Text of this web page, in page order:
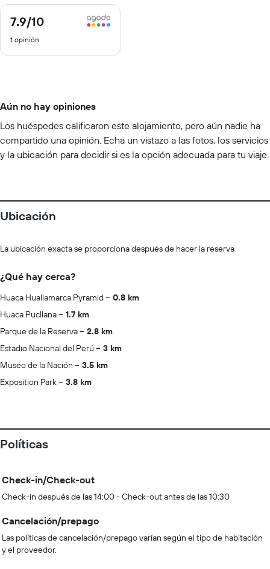
7.9/10
7.9
10
1 opinión
Aún no hay opiniones
Los huéspedes calificaron este alojamiento, pero aún nadie ha
compartido una opinión. Echa un vistazo a las fotos, los servicios
y la ubicación para decidir si es la opción adecuada para tu viaje.
Ubicación
La ubicación exacta se proporciona después de hacer la reserva
¿Qué hay cerca?
Huaca Huallamarca Pyramid
0.8 km
Huaca Pucllana
1.7 km
Parque de la Reserva
2.8 km
Estadio Nacional del Perú
3 km
Museo de la Nación
3.5 km
Exposition Park
3.8 km
Políticas
Check-in/Check-out
Check-in después de las 14:00 - Check-out antes de las 10:30
Cancelación/prepago
Las políticas de cancelación/prepago varían según el tipo de habitación
y el proveedor.